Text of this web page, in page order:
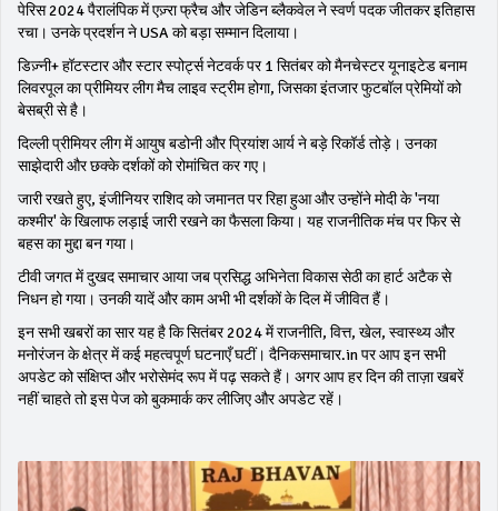
पेरिस 2024 पैरालंपिक में एज़्रा फ्रैच और जेडिन ब्लैकवेल ने स्वर्ण पदक जीतकर इतिहास
रचा। उनके प्रदर्शन ने USA को बड़ा सम्मान दिलाया।
डिज़्नी+ हॉटस्टार और स्टार स्पोर्ट्स नेटवर्क पर 1 सितंबर को मैनचेस्टर यूनाइटेड बनाम
लिवरपूल का प्रीमियर लीग मैच लाइव स्ट्रीम होगा, जिसका इंतजार फुटबॉल प्रेमियों को
बेसब्री से है।
दिल्ली प्रीमियर लीग में आयुष बडोनी और प्रियांश आर्य ने बड़े रिकॉर्ड तोड़े। उनका
साझेदारी और छक्के दर्शकों को रोमांचित कर गए।
जारी रखते हुए, इंजीनियर राशिद को जमानत पर रिहा हुआ और उन्होंने मोदी के 'नया
कश्मीर' के खिलाफ लड़ाई जारी रखने का फैसला किया। यह राजनीतिक मंच पर फिर से
बहस का मुद्दा बन गया।
टीवी जगत में दुखद समाचार आया जब प्रसिद्ध अभिनेता विकास सेठी का हार्ट अटैक से
निधन हो गया। उनकी यादें और काम अभी भी दर्शकों के दिल में जीवित हैं।
इन सभी खबरों का सार यह है कि सितंबर 2024 में राजनीति, वित्त, खेल, स्वास्थ्य और
मनोरंजन के क्षेत्र में कई महत्वपूर्ण घटनाएँ घटीं। दैनिकसमाचार.in पर आप इन सभी
अपडेट को संक्षिप्त और भरोसेमंद रूप में पढ़ सकते हैं। अगर आप हर दिन की ताज़ा खबरें
नहीं चाहते तो इस पेज को बुकमार्क कर लीजिए और अपडेट रहें।